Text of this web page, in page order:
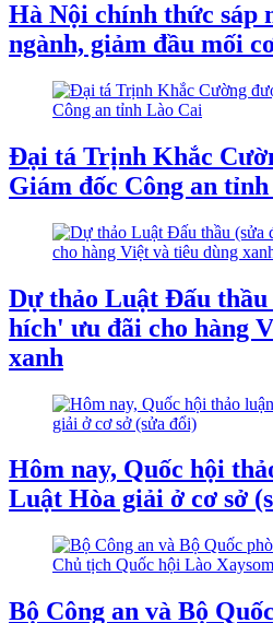
Hà Nội chính thức sáp
ngành, giảm đầu mối
Đại tá Trịnh Khắc
Giám đốc Công an
Dự thảo Luật Đấu
hích' ưu đãi cho hàng
xanh
Hôm nay, Quốc hội
Luật Hòa giải ở cơ sở
Bộ Công an và Bộ